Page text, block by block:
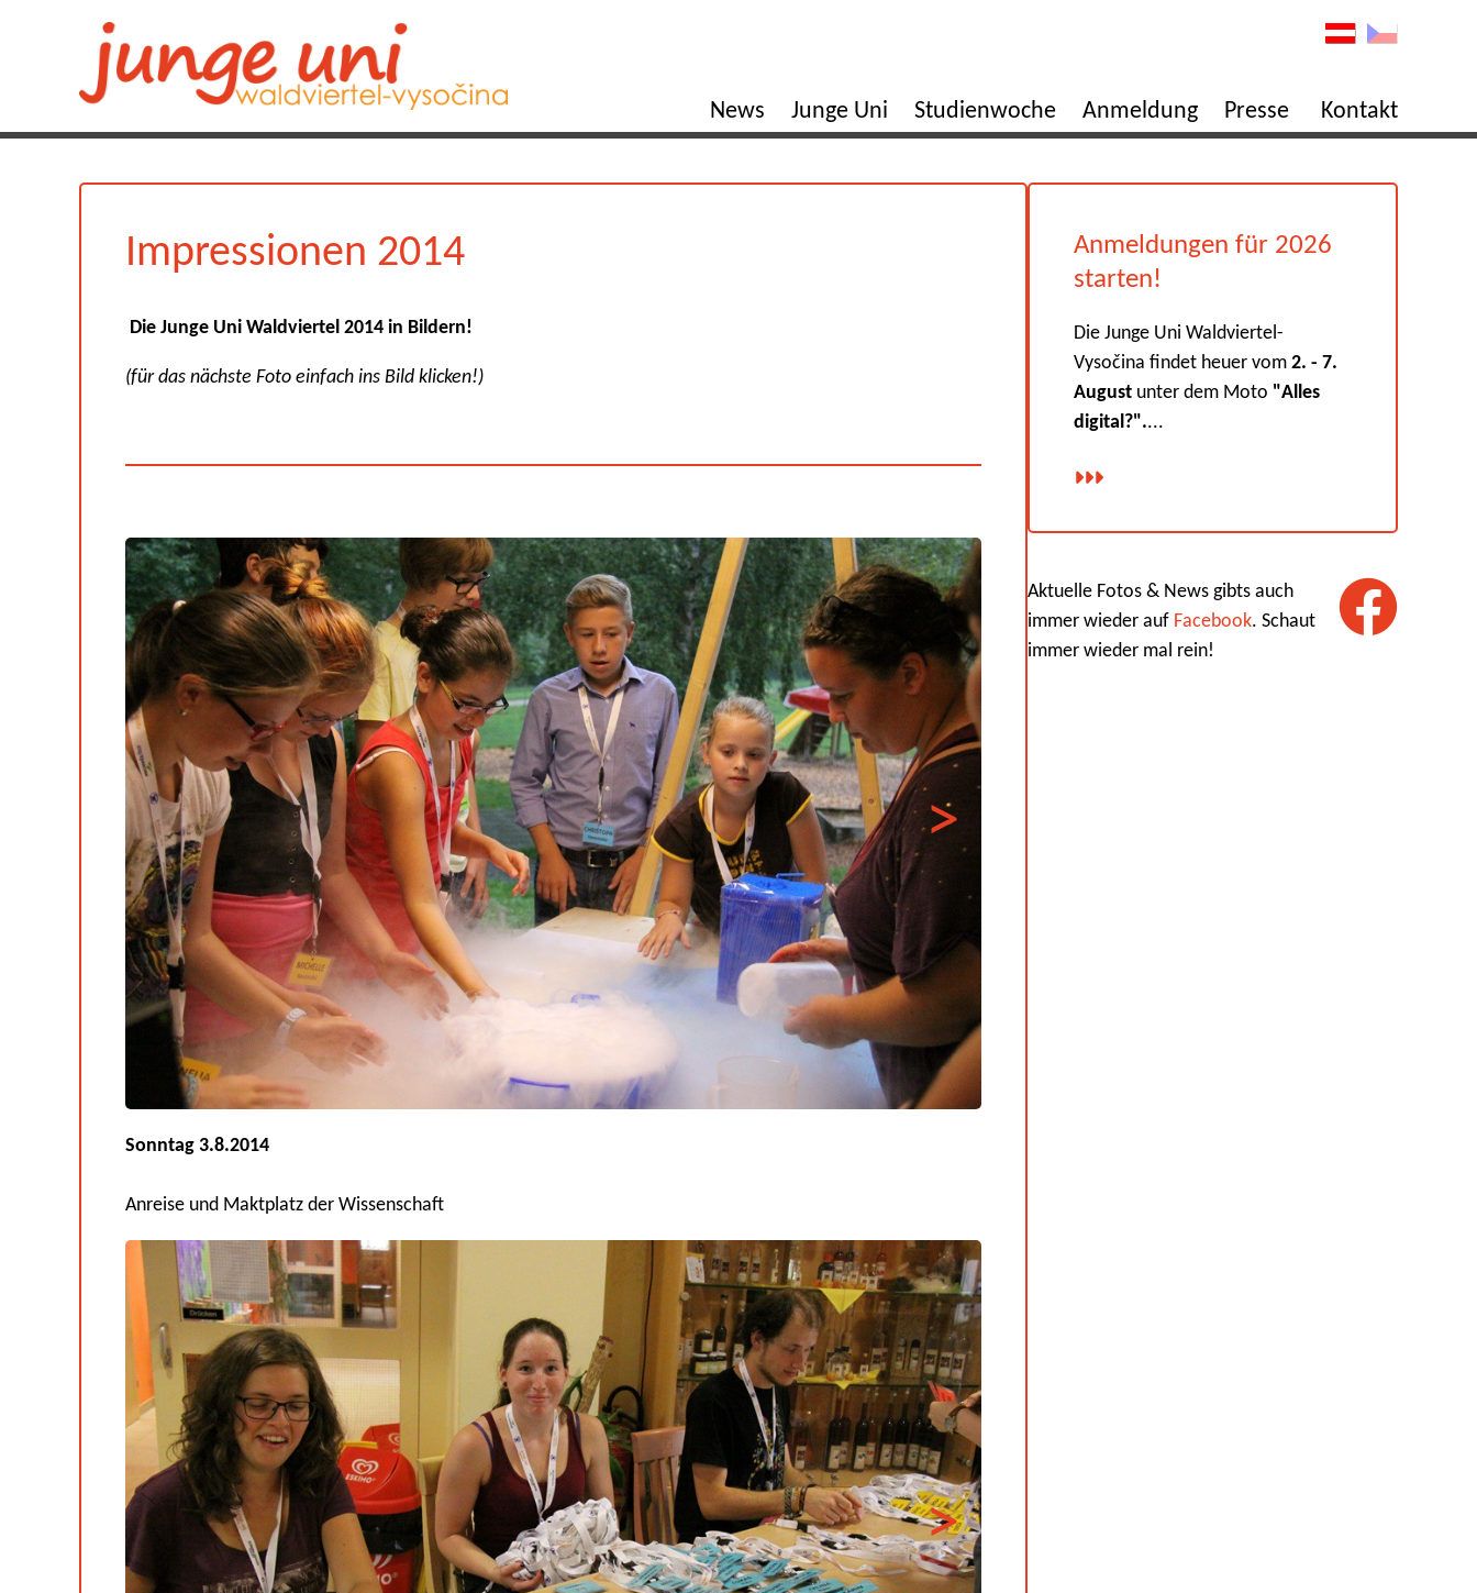
News Junge Uni Studienwoche Anmeldung Presse Kontakt
Impressionen 2014
Die Junge Uni Waldviertel 2014 in Bildern!
(für das nächste Foto einfach ins Bild klicken!)
Sonntag 3.8.2014
Anreise und Maktplatz der Wissenschaft
Anmeldungen für 2026
starten!
Die Junge Uni Waldviertel-
Vysočina findet heuer vom2. - 7.
August unter dem Moto "Alles
digital?"....
Aktuelle Fotos & News gibts auch
immer wieder auf Facebook. Schaut
immer wieder mal rein!